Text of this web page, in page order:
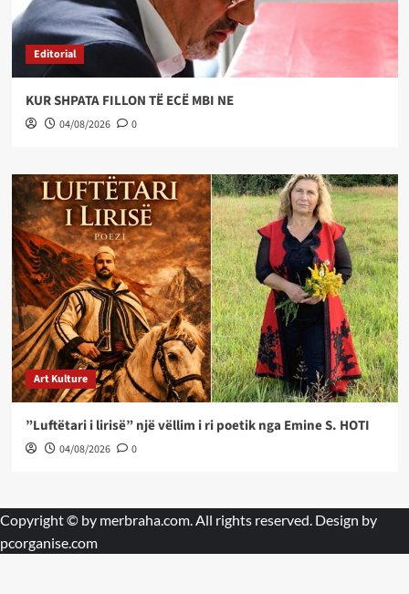
Editorial
KUR SHPATA FILLON TË ECË MBI NE
04/08/2026 0
Art Kulture
”Luftëtari i lirisë” një vëllim i ri poetik nga Emine S. HOTI
04/08/2026 0
Copyright © by merbraha.com. All rights reserved. Design by
pcorganise.com